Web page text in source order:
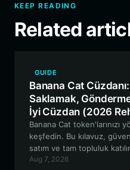
KEEP READING
Related
GUIDE
Banana Cat
Saklamak,
İyi Cüzdan (2026
Banana Cat token'larınızı
keşfedin. Bu kılavuz,
satım ve tam topluluk
Wallet'ın neden EVM
Aug 7, 2026